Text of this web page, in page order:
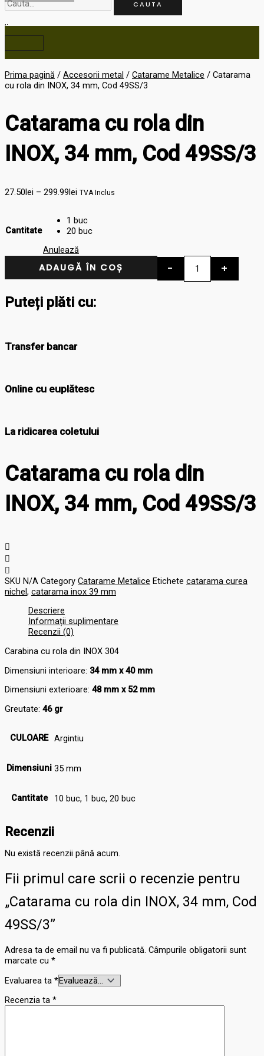
CAUTA
MAIN
MENU
Prima pagină / Accesorii metal / Catarame Metalice / Catarama
cu rola din INOX, 34 mm, Cod 49SS/3
Catarama cu rola din
INOX, 34 mm, Cod 49SS/3
27.50lei – 299.99lei TVA Inclus
Cantitate
1 buc
20 buc
Anulează
- +
ADAUGĂ ÎN COȘ
Puteți plăti cu:
Transfer bancar
Online cu euplătesc
La ridicarea coletului
Catarama cu rola din
INOX, 34 mm, Cod 49SS/3
SKU N/A Category Catarame Metalice Etichete catarama curea
nichel, catarama inox 39 mm
Descriere
Informații suplimentare
Recenzii (0)
Carabina cu rola din INOX 304
Dimensiuni interioare: 34 mm x 40 mm
Dimensiuni exterioare: 48 mm x 52 mm
Greutate: 46 gr
CULOARE Argintiu
Dimensiuni 35 mm
Cantitate 10 buc, 1 buc, 20 buc
Recenzii
Nu există recenzii până acum.
Fii primul care scrii o recenzie pentru
„Catarama cu rola din INOX, 34 mm, Cod
49SS/3”
Adresa ta de email nu va fi publicată. Câmpurile obligatorii sunt
marcate cu *
Evaluarea ta *
Recenzia ta *